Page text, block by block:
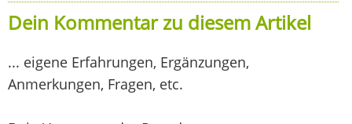
Dein Kommentar zu diesem Artikel
... eigene Erfahrungen, Ergänzungen,
Anmerkungen, Fragen, etc.